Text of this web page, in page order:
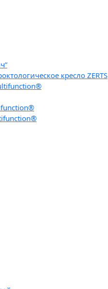
кресло ZERTS